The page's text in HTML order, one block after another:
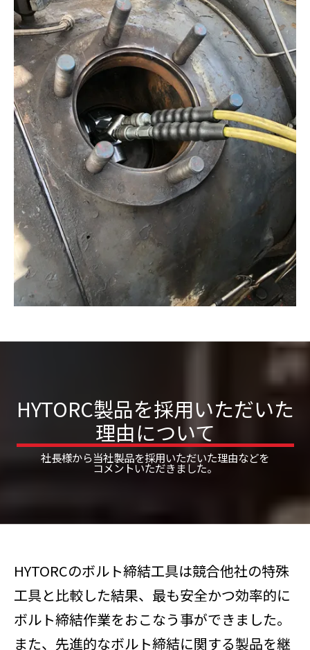
HYTORC製品を採用いただいた
理由について
社長様から当社製品を採用いただいた理由などを
コメントいただきました。
HYTORCのボルト締結工具は競合他社の特殊
工具と比較した結果、最も安全かつ効率的に
ボルト締結作業をおこなう事ができました。
また、先進的なボルト締結に関する製品を継